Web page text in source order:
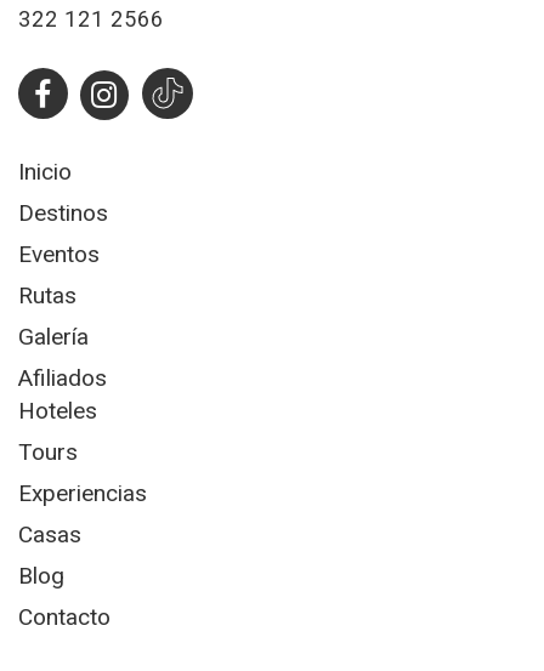
322 121 2566
Inicio
Destinos
Eventos
Rutas
Galería
Afiliados
Hoteles
Tours
Experiencias
Casas
Blog
Contacto